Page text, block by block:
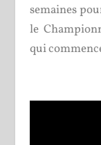
semaines
le
qui